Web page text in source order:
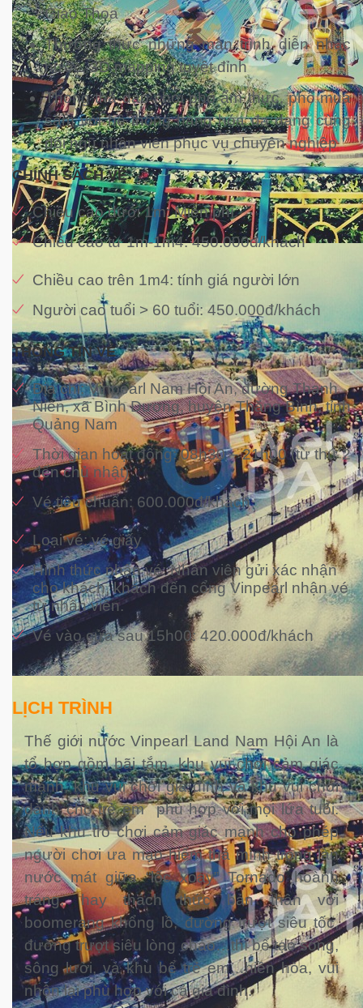
Giao Thoa
Thưởng thức những màn trình diễn nhạc
nước, 3D mapping tuyệt đỉnh
Thong thả dạo chơi phố ẩm thực, phố mua
sắm với hệ thống hàng hóa đa dạng cùng
đội ngũ nhân viên phục vụ chuyên nghiệp
CHÍNH SÁCH VÉ
Chiều cao dưới 1m: Miễn phí
Chiều cao từ 1m-1m4: 450.000đ/khách
Chiều cao trên 1m4: tính giá người lớn
Người cao tuổi > 60 tuổi: 450.000đ/khách
THÔNG TIN VÉ
Địa chỉ: Vinpearl Nam Hội An, đường Thanh
Niên, xã Bình Dương, huyện Thăng Bình, tỉnh
Quảng Nam
Thời gian hoạt động: 08h30 – 21h00 (từ thứ 2
đến chủ nhật)
Vé tiêu chuẩn: 600.000đ/khách
Loại vé: vé giấy
Hình thức nhận vé: Nhân viên gửi xác nhận
cho khách, khách đến cổng Vinpearl nhận vé
từ nhân viên.
Vé vào cửa sau 15h00: 420.000đ/khách
LỊCH TRÌNH
Thế giới nước Vinpearl Land Nam Hội An là
tổ hợp gồm bãi tắm, khu vui chơi cảm giác
mạnh, khu vui chơi gia đình và khu vui chơi
dành cho trẻ em phù hợp với mọi lứa tuổi.
Nếu khu trò chơi cảm giác mạnh cho phép
người chơi ưa mạo hiểm thả mình trong làn
nước mát giữa “lốc xoáy” Tornado hoành
tráng, hay thách thức bản thân với
boomerang khổng lồ, đường trượt siêu tốc,
đường trượt siêu lòng chảo…thì bể tạo sóng,
sông lười, và khu bể trẻ em…hiền hòa, vui
nhộn lại phù hợp với cả gia đình.